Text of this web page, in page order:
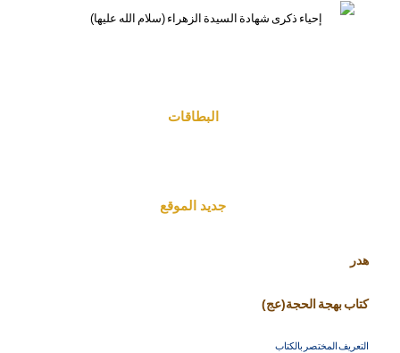
البطاقات
جديد الموقع
هدر
كتاب بهجة الحجة(عج)
التعريف المختصر بالكتاب